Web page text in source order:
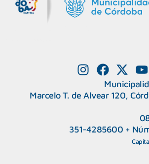
Marcelo T. de Alvear 120,
351-4285600 +
CAPeM – Centro de Atención a Personas Migrantes